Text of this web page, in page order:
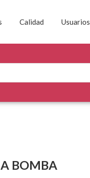
Calidad Usuarios
BOMBA